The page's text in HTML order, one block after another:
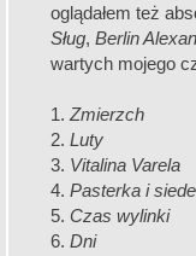
oglądałem też
Sług,Berlin
wartych mojego
1.Zmierzch
2.Luty
3. Vitalina Varela
4.Pasterka i
5.Czas wylinki
6.Dni